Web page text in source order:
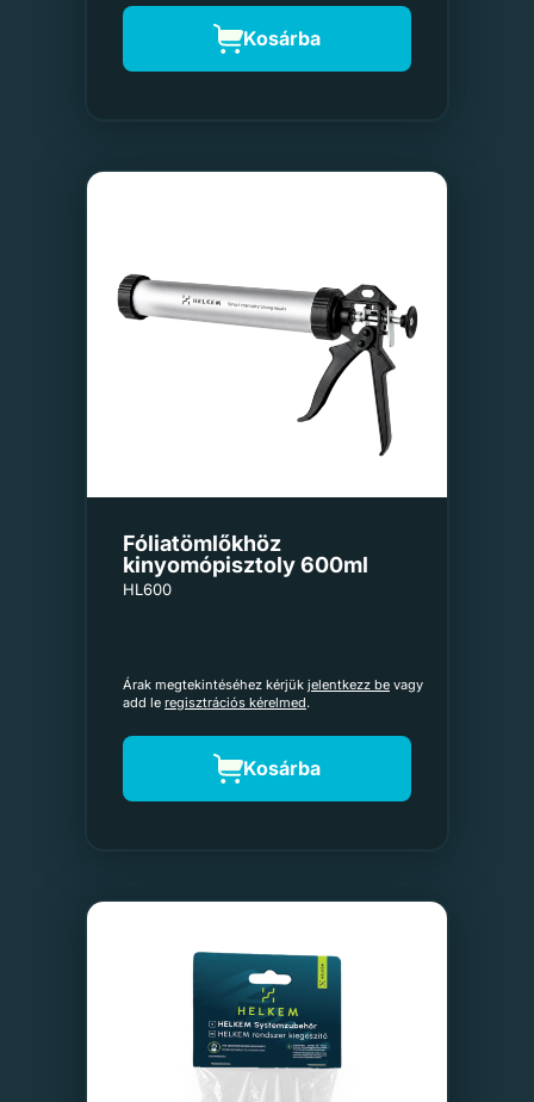
Kosárba
Fóliatömlőkhöz
kinyomópisztoly 600ml
HL600
Árak megtekintéséhez kérjük jelentkezz be vagy
add le regisztrációs kérelmed.
Kosárba